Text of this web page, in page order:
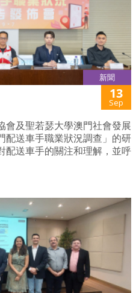
新聞
13
Sep
會及聖若瑟大學澳門社會發展
配送車手職業狀況調查」的研
配送車手的關注和理解，並呼